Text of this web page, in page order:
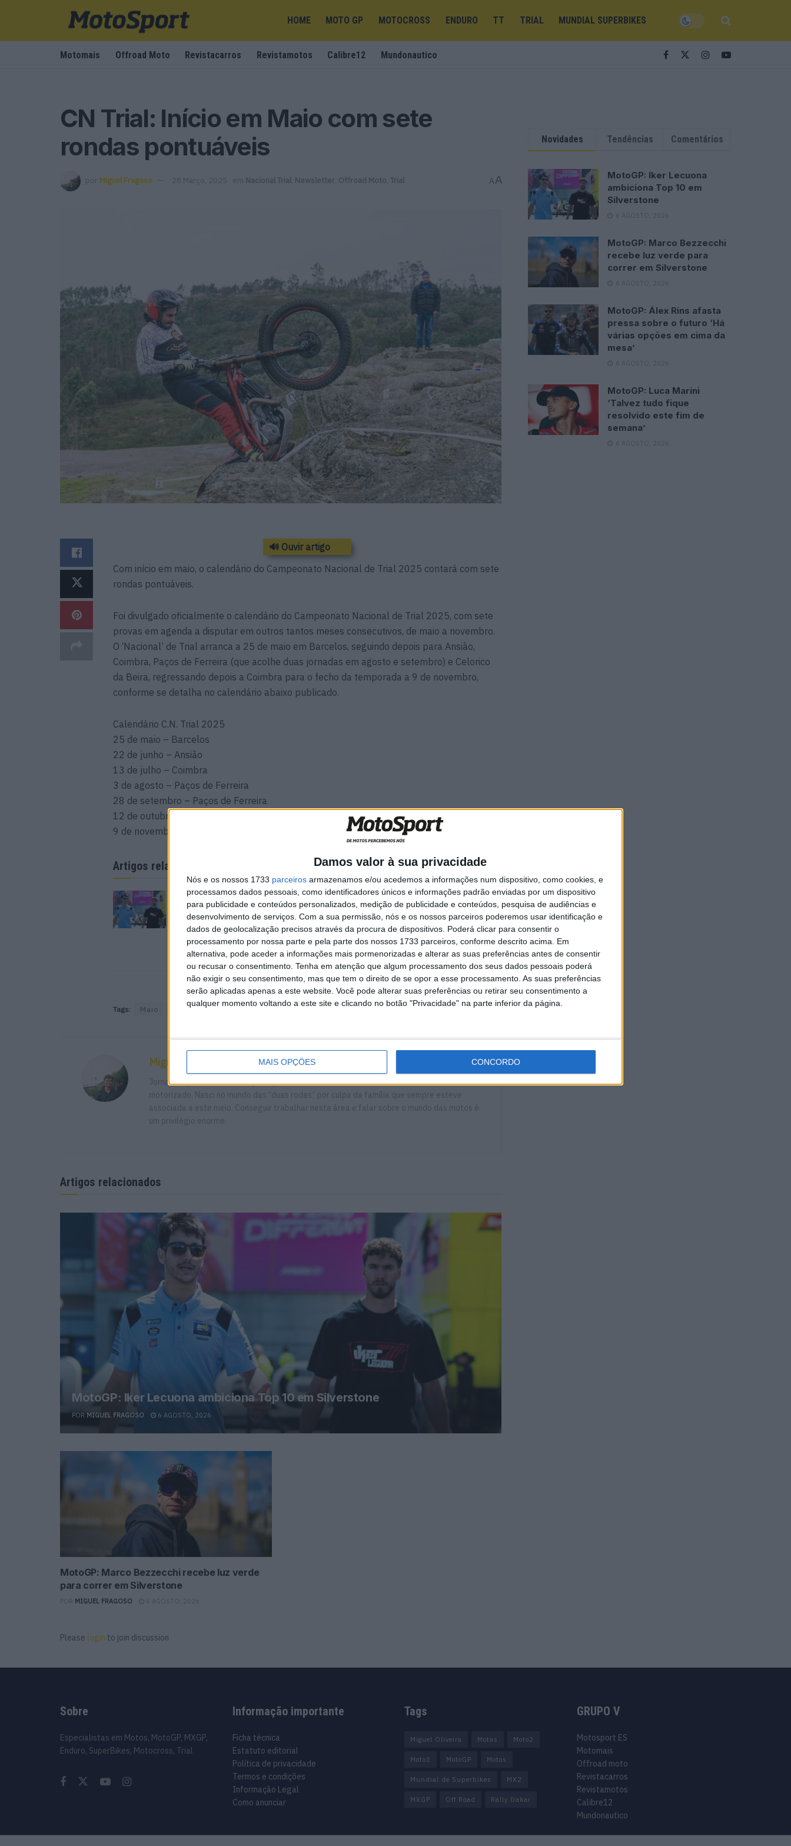
Damos valor à sua privacidade
Nós e os nossos 1733 parceiros armazenamos e/ou acedemos a informações num dispositivo, como cookies, e
processamos dados pessoais, como identificadores únicos e informações padrão enviadas por um dispositivo
para publicidade e conteúdos personalizados, medição de publicidade e conteúdos, pesquisa de audiências e
desenvolvimento de serviços. Com a sua permissão, nós e os nossos parceiros poderemos usar identificação e
dados de geolocalização precisos através da procura de dispositivos. Poderá clicar para consentir o
processamento por nossa parte e pela parte dos nossos 1733 parceiros, conforme descrito acima. Em
alternativa, pode aceder a informações mais pormenorizadas e alterar as suas preferências antes de consentir
ou recusar o consentimento. Tenha em atenção que algum processamento dos seus dados pessoais poderá
não exigir o seu consentimento, mas que tem o direito de se opor a esse processamento. As suas preferências
serão aplicadas apenas a este website. Você pode alterar suas preferências ou retirar seu consentimento a
qualquer momento voltando a este site e clicando no botão "Privacidade" na parte inferior da página.
MAIS OPÇÕES CONCORDO
HOME MOTO GP MOTOCROSS ENDURO TT TRIAL MUNDIAL SUPERBIKES
Motomais Offroad Moto Revistacarros Revistamotos Calibre12 Mundonautico
CN Trial: Início em Maio com sete
rondas pontuáveis
por Miguel Fragoso 28 Março, 2025 em Nacional Trial Newsletter Offroad Moto Trial AA
🔊 Ouvir artigo
Com início em maio, o calendário do Campeonato Nacional de Trial 2025 contará com sete
rondas pontuáveis.
Foi divulgado oficialmente o calendário do Campeonato Nacional de Trial 2025, com sete
provas em agenda a disputar em outros tantos meses consecutivos, de maio a novembro.
O ‘Nacional’ de Trial arranca a 25 de maio em Barcelos, seguindo depois para Ansião,
Coimbra, Paços de Ferreira (que acolhe duas jornadas em agosto e setembro) e Celorico
da Beira, regressando depois a Coimbra para o fecho da temporada a 9 de novembro,
conforme se detalha no calendário abaixo publicado.
Calendário C.N. Trial 2025
25 de maio – Barcelos
22 de junho – Ansião
13 de julho – Coimbra
3 de agosto – Paços de Ferreira
28 de setembro – Paços de Ferreira
12 de outubro – Celorico da Beira
9 de novembro – Coimbra
Artigos relacionados
MotoGP: Iker Lecuona
ambiciona Top 10 em
Silverstone
6 AGOSTO, 2026
MotoGP: Marco Bezzecchi
recebe luz verde para correr
em Silverstone
6 AGOSTO, 2026
Tags: Maio Nacional de Trial
Miguel Fragoso
Jornalista para o site motosport que estuda e escreve sobre todas as novidades do mundo
motorizado. Nasci no mundo das “duas rodas” por culpa da família que sempre esteve
associada a este meio. Conseguir trabalhar nesta área e falar sobre o mundo das motos é
um privilégio enorme.
Artigos relacionados
MotoGP: Iker Lecuona ambiciona Top 10 em Silverstone
POR MIGUEL FRAGOSO 6 AGOSTO, 2026
MotoGP: Marco Bezzecchi recebe luz verde
para correr em Silverstone
MIGUEL FRAGOSO 6 AGOSTO, 2026
Please login to join discussion
Novidades Tendências Comentários
MotoGP: Iker Lecuona
ambiciona Top 10 em
Silverstone
6 AGOSTO, 2026
MotoGP: Marco Bezzecchi
recebe luz verde para
correr em Silverstone
6 AGOSTO, 2026
MotoGP: Álex Rins afasta
pressa sobre o futuro ‘Há
várias opções em cima da
mesa’
6 AGOSTO, 2026
MotoGP: Luca Marini
‘Talvez tudo fique
resolvido este fim de
semana’
6 AGOSTO, 2026
Sobre
Especialistas em Motos, MotoGP, MXGP,
Enduro, SuperBikes, Motocross, Trial
Informação importante
Ficha técnica
Estatuto editorial
Política de privacidade
Termos e condições
Informação Legal
Como anunciar
Tags
Miguel Oliveira Motas Moto2
Moto3 MotoGP Motos
Mundial de Superbikes MX2
MXGP Off Road Rally Dakar
GRUPO V
Motosport ES
Motomais
Offroad moto
Revistacarros
Revistamotos
Calibre12
Mundonautico